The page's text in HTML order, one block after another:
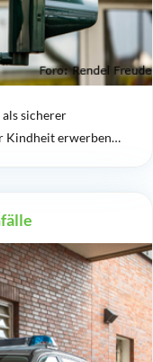
sicherer
Kindheit erwerben…